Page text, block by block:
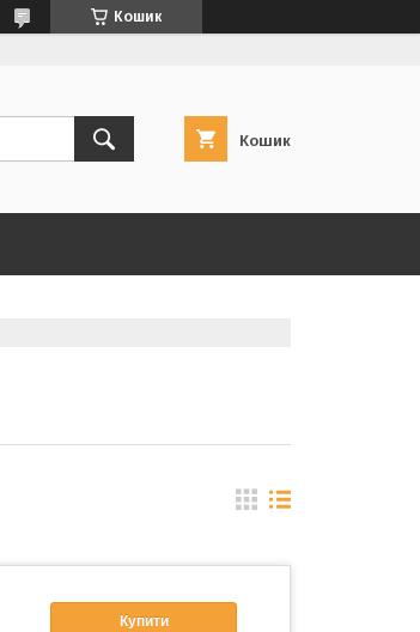
Кошик
Кошик
Купити